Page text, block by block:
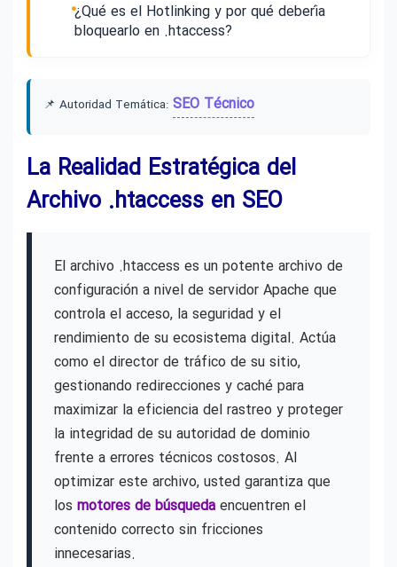
¿Qué es el Hotlinking y por qué debería
bloquearlo en .htaccess?
📌 Autoridad Temática: SEO Técnico
La Realidad Estratégica del
Archivo .htaccess en SEO
El archivo .htaccess es un potente archivo de
configuración a nivel de servidor Apache que
controla el acceso, la seguridad y el
rendimiento de su ecosistema digital. Actúa
como el director de tráfico de su sitio,
gestionando redirecciones y caché para
maximizar la eficiencia del rastreo y proteger
la integridad de su autoridad de dominio
frente a errores técnicos costosos. Al
optimizar este archivo, usted garantiza que
los motores de búsqueda encuentren el
contenido correcto sin fricciones
innecesarias.